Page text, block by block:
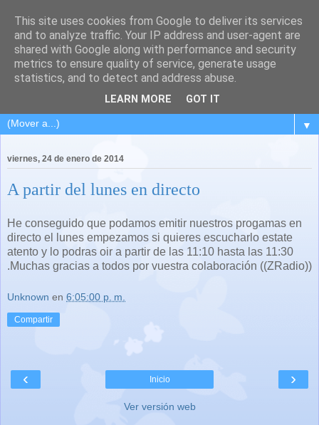
▼
viernes, 24 de enero de 2014
A partir del lunes en directo
He conseguido que podamos emitir nuestros progamas en
directo el lunes empezamos si quieres escucharlo estate
atento y lo podras oir a partir de las 11:10 hasta las 11:30
.Muchas gracias a todos por vuestra colaboración ((ZRadio))
Unknown en 6:05:00 p. m.
Compartir
‹ ›
Inicio
Ver versión web
This site uses cookies from Google to deliver its services
and to analyze traffic. Your IP address and user-agent are
shared with Google along with performance and security
metrics to ensure quality of service, generate usage
statistics, and to detect and address abuse.
LEARN MORE GOT IT